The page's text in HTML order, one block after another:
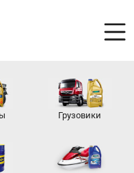
Грузовики